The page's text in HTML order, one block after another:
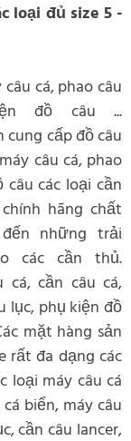
loại đủ size 5 -
cá, phao câu
đồ câu ...
cung cấp đồ câu
câu cá, phao
các loại cần
hãng chất
những trải
các cần thủ.
cá, cần câu cá,
lục, phụ kiện đồ
mặt hàng sản
rất đa dạng các
loại máy câu cá
biển, máy câu
cần câu lancer,